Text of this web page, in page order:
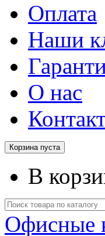
Оплата
Наши
О нас
Корзина пуста
В
Офисные